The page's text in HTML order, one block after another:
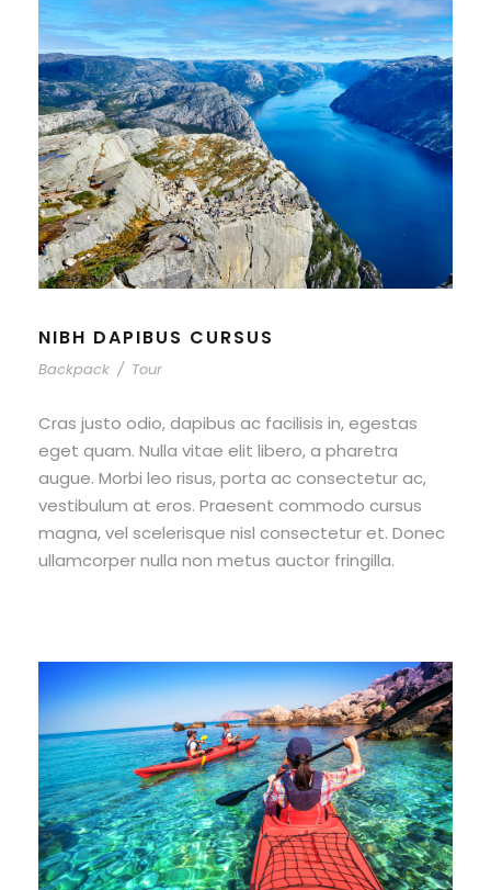
NIBH DAPIBUS CURSUS
Backpack / Tour
Cras justo odio, dapibus ac facilisis in, egestas
eget quam. Nulla vitae elit libero, a pharetra
augue. Morbi leo risus, porta ac consectetur ac,
vestibulum at eros. Praesent commodo cursus
magna, vel scelerisque nisl consectetur et. Donec
ullamcorper nulla non metus auctor fringilla.